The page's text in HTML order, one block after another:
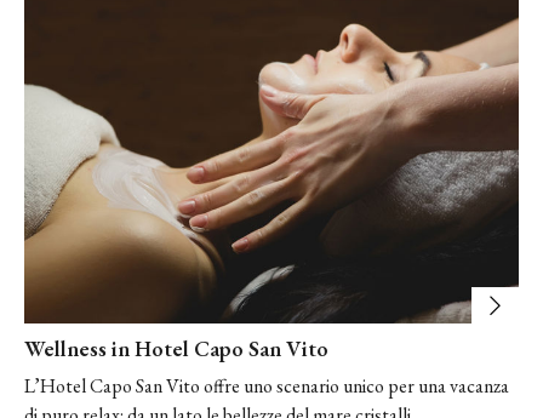
Wellness in Hotel Capo San Vito
L’Hotel Capo San Vito offre uno scenario unico per una vacanza